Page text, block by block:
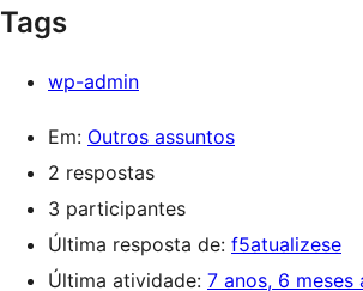
Tags
wp-admin
Em: Outros assuntos
2 respostas
3 participantes
Última resposta de: f5atualizese
Última atividade: 7 anos, 6 meses